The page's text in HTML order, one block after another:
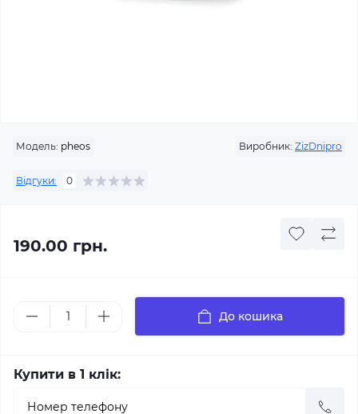
Модель: pheos Виробник: ZizDnipro
Відгуки: 0
190.00 грн.
До кошика
Купити в 1 клік: